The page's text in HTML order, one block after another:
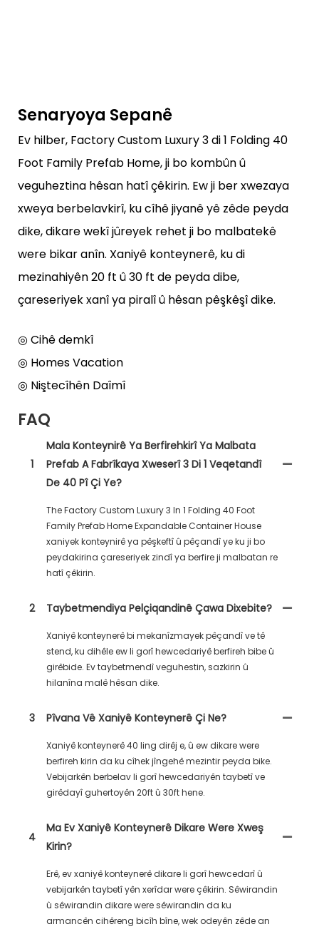
Senaryoya Sepanê
Ev hilber, Factory Custom Luxury 3 di 1 Folding 40
Foot Family Prefab Home, ji bo kombûn û
veguheztina hêsan hatî çêkirin. Ew ji ber xwezaya
xweya berbelavkirî, ku cîhê jiyanê yê zêde peyda
dike, dikare wekî jûreyek rehet ji bo malbatekê
were bikar anîn. Xaniyê konteynerê, ku di
mezinahiyên 20 ft û 30 ft de peyda dibe,
çareseriyek xanî ya piralî û hêsan pêşkêşî dike.
◎ Cihê demkî
◎ Homes Vacation
◎ Niştecîhên Daîmî
FAQ
1
Mala Konteynirê Ya Berfirehkirî Ya Malbata
Prefab A Fabrîkaya Xweserî 3 Di 1 Veqetandî
De 40 Pî Çi Ye?
The Factory Custom Luxury 3 In 1 Folding 40 Foot
Family Prefab Home Expandable Container House
xaniyek konteynirê ya pêşkeftî û pêçandî ye ku ji bo
peydakirina çareseriyek zindî ya berfire ji malbatan re
hatî çêkirin.
2 Taybetmendiya Pelçiqandinê Çawa Dixebite?
Xaniyê konteynerê bi mekanîzmayek pêçandî ve tê
stend, ku dihêle ew li gorî hewcedariyê berfireh bibe û
girêbide. Ev taybetmendî veguhestin, sazkirin û
hilanîna malê hêsan dike.
3 Pîvana Vê Xaniyê Konteynerê Çi Ne?
Xaniyê konteynerê 40 ling dirêj e, û ew dikare were
berfireh kirin da ku cîhek jîngehê mezintir peyda bike.
Vebijarkên berbelav li gorî hewcedariyên taybetî ve
girêdayî guhertoyên 20ft û 30ft hene.
4
Ma Ev Xaniyê Konteynerê Dikare Were Xweş
Kirin?
Erê, ev xaniyê konteynerê dikare li gorî hewcedarî û
vebijarkên taybetî yên xerîdar were çêkirin. Sêwirandin
û sêwirandin dikare were sêwirandin da ku
armancên cihêreng bicîh bîne, wek odeyên zêde an